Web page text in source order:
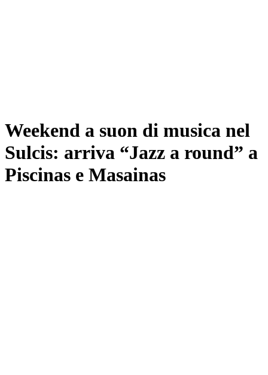
Weekend a suon di musica nel
Sulcis: arriva “Jazz a round” a
Piscinas e Masainas